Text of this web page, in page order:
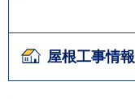
屋根工事情報